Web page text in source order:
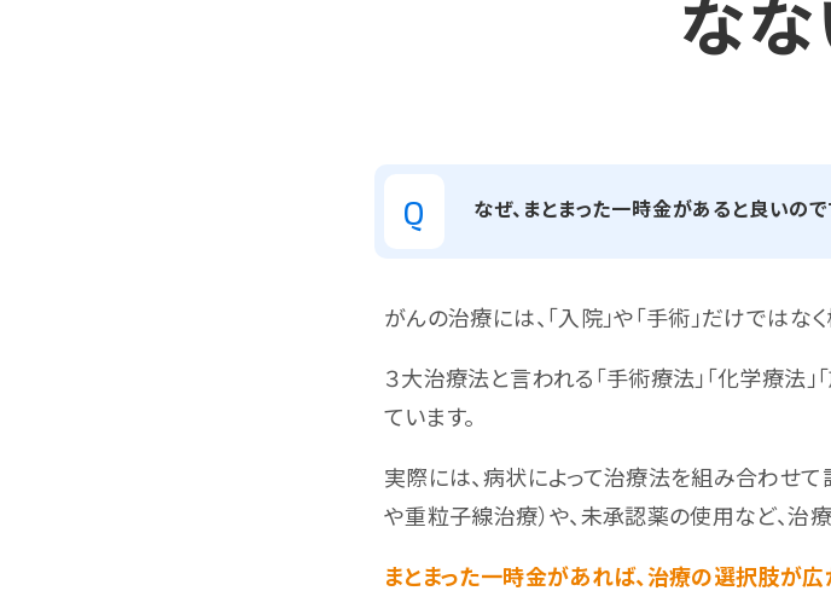
な
Q なぜ、まとまった一時金があると良いので
がんの治療には、「入院」や「手術」だけではな
３大治療法と言われる「手術療法」「化学療法
ています。
実際には、病状によって治療法を組み合わせ
や重粒子線治療）や、未承認薬の使用など、治
まとまった一時金があれば、治療の選択肢が広